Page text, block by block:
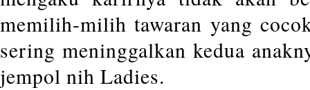
memilih-milih tawaran yang
sering meninggalkan kedua
jempol nih Ladies.